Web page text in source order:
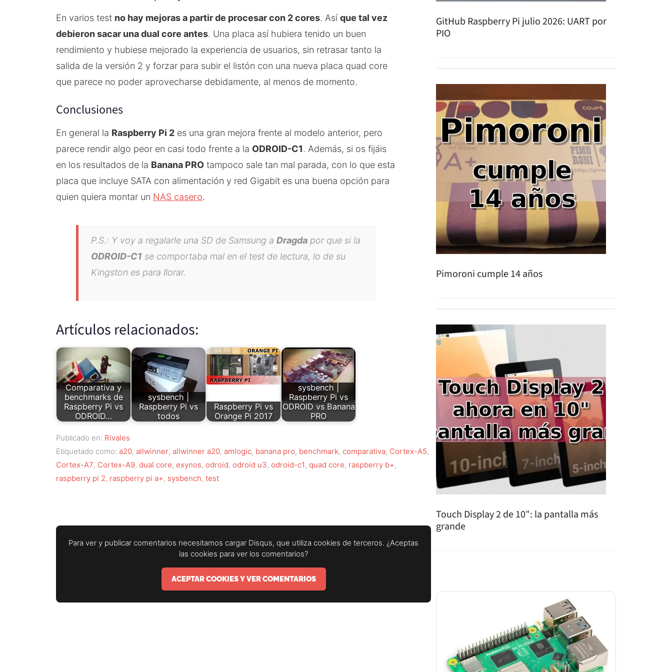
En varios test no hay mejoras a partir de procesar con 2 cores. Asíque tal vez
debieron sacar una dual core antes. Una placa así hubiera tenido un buen
rendimiento y hubiese mejorado la experiencia de usuarios, sin retrasar tanto la
salida de la versión 2 y forzar para subir el listón con una nueva placa quad core
que parece no poder aprovecharse debidamente, al menos de momento.
Conclusiones
En general la Raspberry Pi 2 es una gran mejora frente al modelo anterior, pero
parece rendir algo peor en casi todo frente a la ODROID-C1. Además, si os fijáis
en los resultados de la Banana PRO tampoco sale tan mal parada, con lo que esta
placa que incluye SATA con alimentación y red Gigabit es una buena opción para
quien quiera montar un NAS casero.
P.S.: Y voy a regalarle una SD de Samsung a Dragda por que si la
ODROID-C1 se comportaba mal en el test de lectura, lo de su
Kingston es para llorar.
Artículos relacionados:
Comparativa y
benchmarks de
Raspberry Pi vs
ODROID…
sysbench |
Raspberry Pi vs
todos
Raspberry Pi vs
Orange Pi 2017
sysbench |
Raspberry Pi vs
ODROID vs Banana
PRO
Publicado en: Rivales
Etiquetado como: a20, allwinner, allwinner a20, amlogic, banana pro, benchmark, comparativa, Cortex-A5,
Cortex-A7, Cortex-A9, dual core, exynos, odroid, odroid u3, odroid-c1 , quad core, raspberry b+,
raspberry pi 2, raspberry pi a+, sysbench, test
Para ver y publicar comentarios necesitamos cargar Disqus, que utiliza cookies de terceros. ¿Aceptas
las cookies para ver los comentarios?
ACEPTAR COOKIES Y VER COMENTARIOS
GitHub Raspberry Pi julio 2026: UART por
PIO
Pimoroni cumple 14 años
Touch Display 2 de 10″: la pantalla más
grande